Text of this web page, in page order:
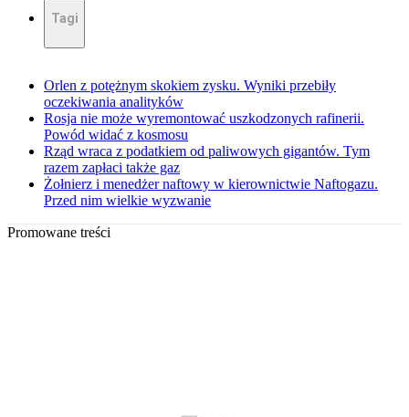
Tagi
Orlen z potężnym skokiem zysku. Wyniki przebiły
oczekiwania analityków
Rosja nie może wyremontować uszkodzonych rafinerii.
Powód widać z kosmosu
Rząd wraca z podatkiem od paliwowych gigantów. Tym
razem zapłaci także gaz
Żołnierz i menedżer naftowy w kierownictwie Naftogazu.
Przed nim wielkie wyzwanie
Promowane treści